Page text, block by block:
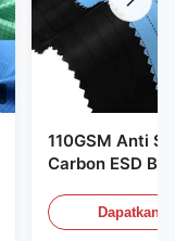
110GSM Anti
Carbon ESD
Dapatkan